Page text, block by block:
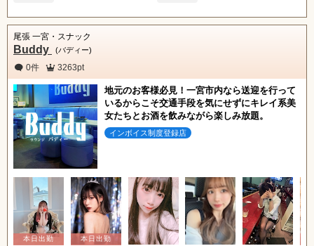
尾張 一宮・スナック
Buddy (バディー)
0件 3263pt
地元のお客様必見！一宮市内なら送迎を行って
いるからこそ交通手段を気にせずにキレイ系美
女たちとお酒を飲みながら楽しみ放題。
インボイス制度登録店